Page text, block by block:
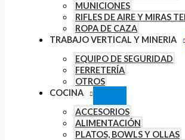
MUNICIONES
RIFLES DE AIRE Y MIRAS
ROPA DE CAZA
TRABAJO VERTICAL Y MINERIA
EQUIPO DE SEGURIDAD
FERRETERÍA
OTROS
COCINA
ACCESORIOS
ALIMENTACIÓN
PLATOS, BOWLS Y OLLAS